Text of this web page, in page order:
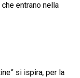
entrano nella
si ispira, per la